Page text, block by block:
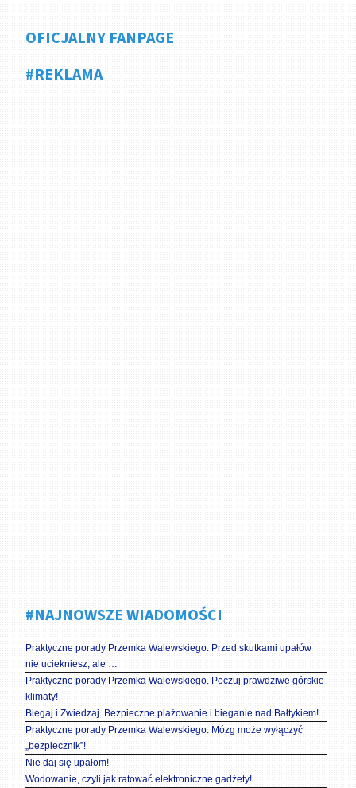
OFICJALNY FANPAGE
#REKLAMA
#NAJNOWSZE WIADOMOŚCI
Praktyczne porady Przemka Walewskiego. Przed skutkami upałów
nie uciekniesz, ale …
Praktyczne porady Przemka Walewskiego. Poczuj prawdziwe górskie
klimaty!
Biegaj i Zwiedzaj. Bezpieczne plażowanie i bieganie nad Bałtykiem!
Praktyczne porady Przemka Walewskiego. Mózg może wyłączyć
„bezpiecznik”!
Nie daj się upałom!
Wodowanie, czyli jak ratować elektroniczne gadżety!